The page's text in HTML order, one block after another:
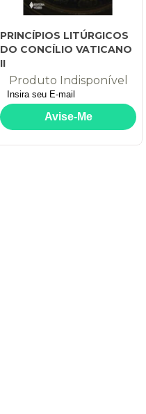
PRINCÍPIOS LITÚRGICOS
DO CONCÍLIO VATICANO
II
Produto Indisponível